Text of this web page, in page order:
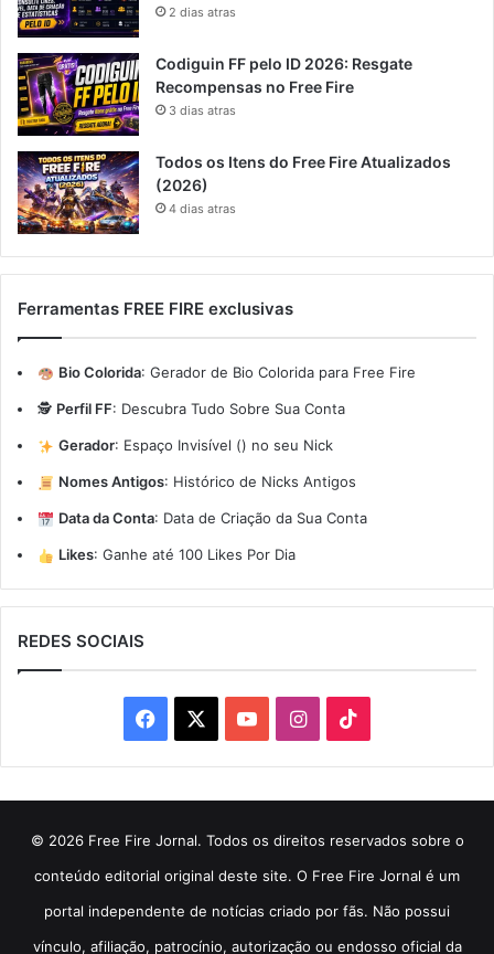
2 dias atras
Codiguin FF pelo ID 2026: Resgate
Recompensas no Free Fire
3 dias atras
Todos os Itens do Free Fire Atualizados
(2026)
4 dias atras
Ferramentas FREE FIRE exclusivas
Bio Colorida: Gerador de Bio Colorida para Free Fire
🕵️ Perfil FF: Descubra Tudo Sobre Sua Conta
Gerador: Espaço Invisível (ㅤ) no seu Nick
Nomes Antigos: Histórico de Nicks Antigos
Data da Conta: Data de Criação da Sua Conta
Likes: Ganhe até 100 Likes Por Dia
REDES SOCIAIS
Facebook YouTubeInstagram
© 2026 Free Fire Jornal. Todos os direitos reservados sobre o
conteúdo editorial original deste site. O Free Fire Jornal é um
portal independente de notícias criado por fãs. Não possui
vínculo, afiliação, patrocínio, autorização ou endosso oficial da